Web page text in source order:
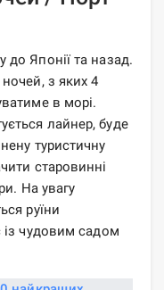
до Японії та назад.
з яких 4
в морі.
лайнер, буде
туристичну
старовинні
На увагу
руїни
із чудовим садом